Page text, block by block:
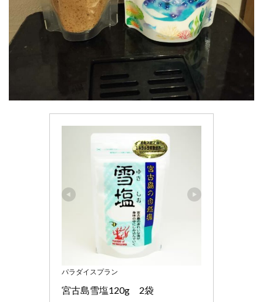
パラダイスプラン
宮古島雪塩120g　2袋